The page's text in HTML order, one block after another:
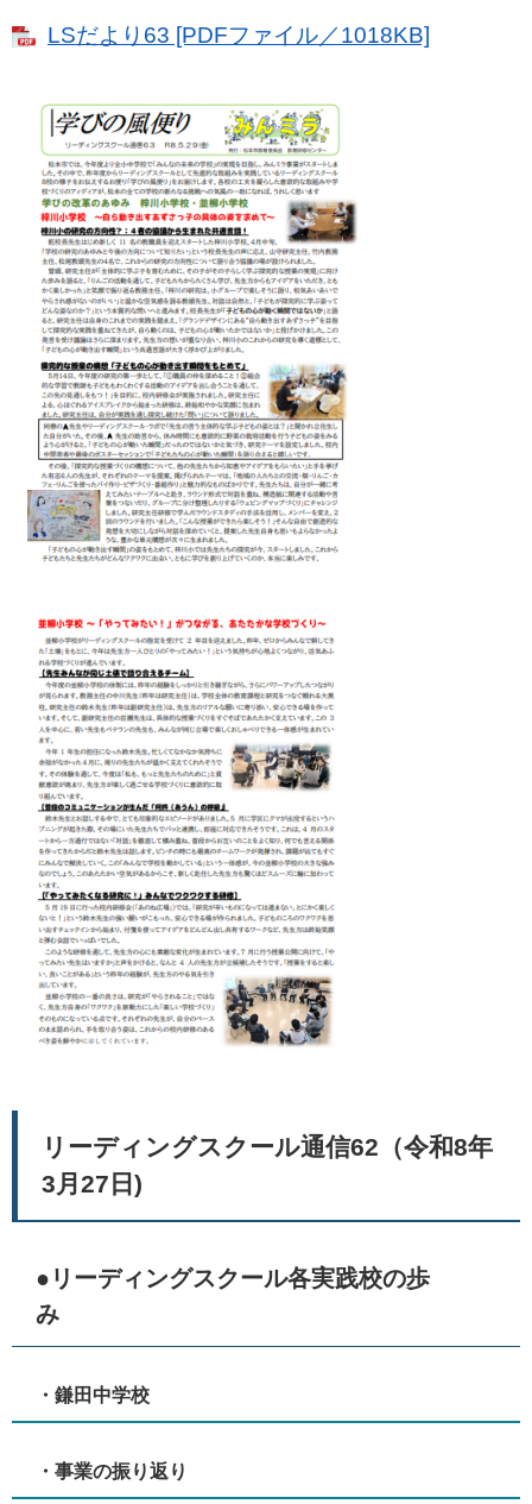
LSだより63 [PDFファイル／1018KB]
リーディングスクール通信62（令和8年
3月27日)
●リーディングスクール各実践校の歩
み
・鎌田中学校
・事業の振り返り